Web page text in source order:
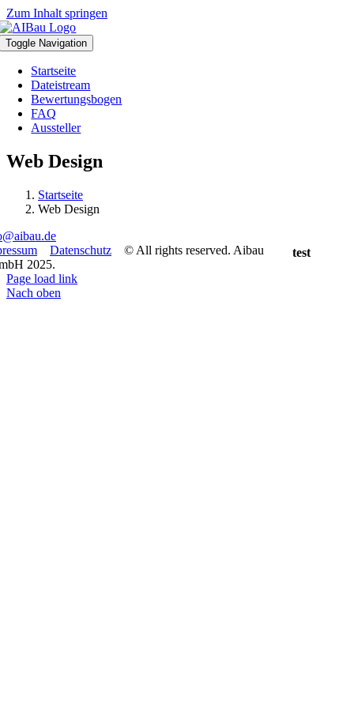
Zum Inhalt springen
Toggle Navigation
Startseite
Dateistream
Bewertungsbogen
FAQ
Aussteller
Web Design
Startseite
Web Design
test
Datenschutz © All rights reserved. Aibau
2025.
Page load link
Nach oben